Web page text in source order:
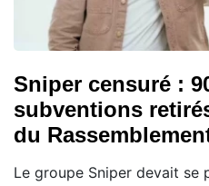
Sniper censuré :
subventions
du
Le groupe Sniper devait se